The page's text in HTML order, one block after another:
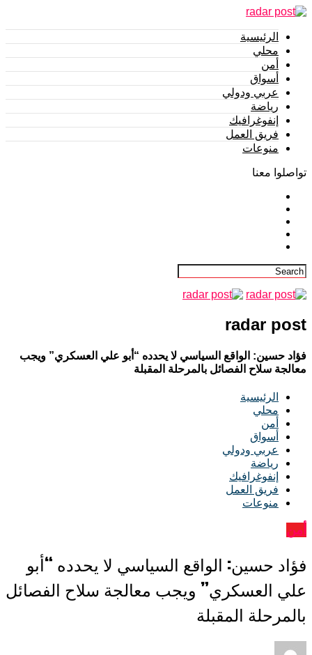
الرئيسية
محلي
أمن
أسواق
عربي ودولي
رياضة
إنفوغرافيك
فريق العمل
منوعات
تواصلوا معنا
radar post
فؤاد حسين: الواقع السياسي لا يحدده “أبو علي العسكري” ويجب
معالجة سلاح الفصائل بالمرحلة المقبلة
الرئيسية
محلي
أمن
أسواق
عربي ودولي
رياضة
إنفوغرافيك
فريق العمل
منوعات
أمن
فؤاد حسين: الواقع السياسي لا يحدده “أبو
علي العسكري” ويجب معالجة سلاح الفصائل
بالمرحلة المقبلة